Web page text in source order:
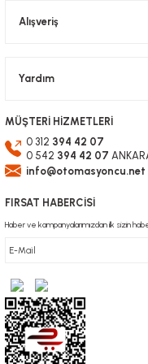
Alışveriş
Yardım
MÜŞTERİ HİZMETLERİ
0 312 394 42 07
0 542 394 42 07
info@otomasyoncu.net
FIRSAT HABERCİSİ
Haber ve kampanyalarımızdan ilk sizin